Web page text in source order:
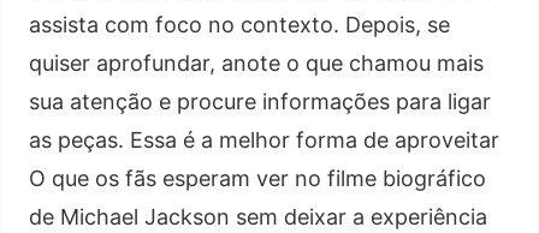
assista com foco no contexto. Depois, se
quiser aprofundar, anote o que chamou mais
sua atenção e procure informações para ligar
as peças. Essa é a melhor forma de aproveitar
O que os fãs esperam ver no filme biográfico
de Michael Jackson sem deixar a experiência